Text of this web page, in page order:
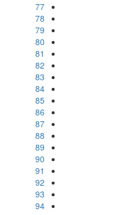
77
78
79
80
81
82
83
84
85
86
87
88
89
90
91
92
93
94